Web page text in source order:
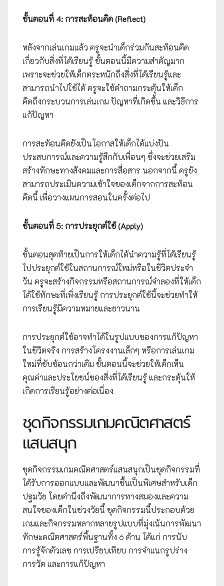
ขั้นตอนที่ 4: การสะท้อนคิด (Reflect)
หลังจากเล่นเกมแล้ว ครูจะนำเด็กร่วมกันสะท้อนคิด
เกี่ยวกับสิ่งที่ได้เรียนรู้ ขั้นตอนนี้มีความสำคัญมาก
เพราะจะช่วยให้เด็กตระหนักถึงสิ่งที่ได้เรียนรู้และ
สามารถนำไปใช้ได้ ครูจะใช้คำถามกระตุ้นให้เด็ก
คิดถึงกระบวนการเล่นเกม ปัญหาที่เกิดขึ้น และวิธีการ
แก้ปัญหา
การสะท้อนคิดยังเป็นโอกาสให้เด็กได้แบ่งปัน
ประสบการณ์และความรู้สึกกับเพื่อนๆ ซึ่งจะช่วยเสริม
สร้างทักษะทางสังคมและการสื่อสาร นอกจากนี้ ครูยัง
สามารถประเมินความเข้าใจของเด็กจากการสะท้อน
คิดนี้ เพื่อวางแผนการสอนในครั้งต่อไป
ขั้นตอนที่ 5: การประยุกต์ใช้ (Apply)
ขั้นตอนสุดท้ายเป็นการให้เด็กได้นำความรู้ที่ได้เรียนรู้
ไปประยุกต์ใช้ในสถานการณ์ใหม่หรือในชีวิตประจำ
วัน ครูจะสร้างกิจกรรมหรือสถานการณ์จำลองที่ให้เด็ก
ได้ใช้ทักษะที่เพิ่งเรียนรู้ การประยุกต์ใช้นี้จะช่วยทำให้
การเรียนรู้มีความหมายและยาวนาน
การประยุกต์ใช้อาจทำได้ในรูปแบบของการแก้ปัญหา
ในชีวิตจริง การสร้างโครงงานเล็กๆ หรือการเล่นเกม
ใหม่ที่ซับซ้อนกว่าเดิม ขั้นตอนนี้จะช่วยให้เด็กเห็น
คุณค่าและประโยชน์ของสิ่งที่ได้เรียนรู้ และกระตุ้นให้
เกิดการเรียนรู้อย่างต่อเนื่อง
ชุดกิจกรรมเกมคณิตศาสตร์
แสนสนุก
ชุดกิจกรรมเกมคณิตศาสตร์แสนสนุกเป็นชุดกิจกรรมที่
ได้รับการออกแบบและพัฒนาขึ้นเป็นพิเศษสำหรับเด็ก
ปฐมวัย โดยคำนึงถึงพัฒนาการทางสมองและความ
สนใจของเด็กในช่วงวัยนี้ ชุดกิจกรรมนี้ประกอบด้วย
เกมและกิจกรรมหลากหลายรูปแบบที่มุ่งเน้นการพัฒนา
ทักษะคณิตศาสตร์พื้นฐานทั้ง 6 ด้าน ได้แก่ การนับ
การรู้จักตัวเลข การเปรียบเทียบ การจำแนกรูปร่าง
การวัด และการแก้ปัญหา